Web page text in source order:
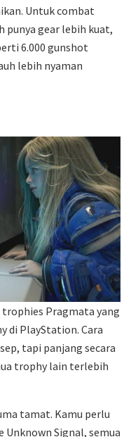
Untuk combat
punya gear lebih kuat,
6.000 gunshot
lebih nyaman
Pragmata yang
di PlayStation. Cara
tapi panjang secara
trophy lain terlebih
tamat. Kamu perlu
Signal, semua